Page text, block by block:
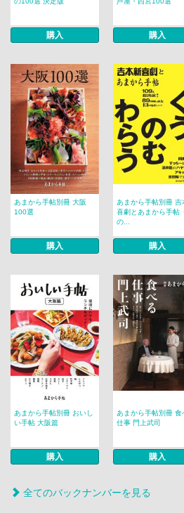
購入 購入
あまから手帖別冊 大阪
100選
購入
あまから手帖別冊 吉
喜劇とあまから手帖
の...
購入
あまから手帖別冊 おいし
い手帖 大阪篇
購入
あまから手帖別冊 食
仕事 門上武司
購入
全てのバックナンバーを見る